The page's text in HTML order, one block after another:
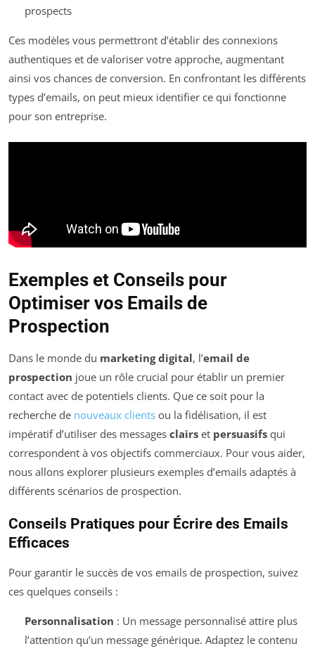
prospects
Ces modèles vous permettront d’établir des connexions
authentiques et de valoriser votre approche, augmentant
ainsi vos chances de conversion. En confrontant les différents
types d’emails, on peut mieux identifier ce qui fonctionne
pour son entreprise.
Exemples et Conseils pour
Optimiser vos Emails de
Prospection
Dans le monde du marketing digital, l’email de
prospection joue un rôle crucial pour établir un premier
contact avec de potentiels clients. Que ce soit pour la
recherche de nouveaux clients ou la fidélisation, il est
impératif d’utiliser des messages clairs et persuasifs qui
correspondent à vos objectifs commerciaux. Pour vous aider,
nous allons explorer plusieurs exemples d’emails adaptés à
différents scénarios de prospection.
Conseils Pratiques pour Écrire des Emails
Efficaces
Pour garantir le succès de vos emails de prospection, suivez
ces quelques conseils :
Personnalisation : Un message personnalisé attire plus
l’attention qu’un message générique. Adaptez le contenu